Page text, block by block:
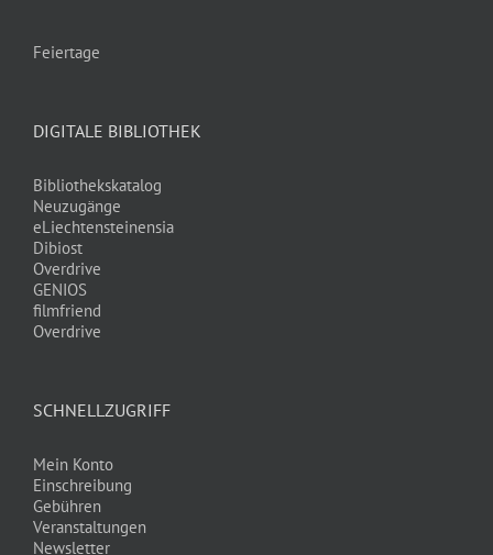
Feiertage
DIGITALE BIBLIOTHEK
Bibliothekskatalog
Neuzugänge
eLiechtensteinensia
Dibiost
Overdrive
GENIOS
filmfriend
Overdrive
SCHNELLZUGRIFF
Mein Konto
Einschreibung
Gebühren
Veranstaltungen
Newsletter